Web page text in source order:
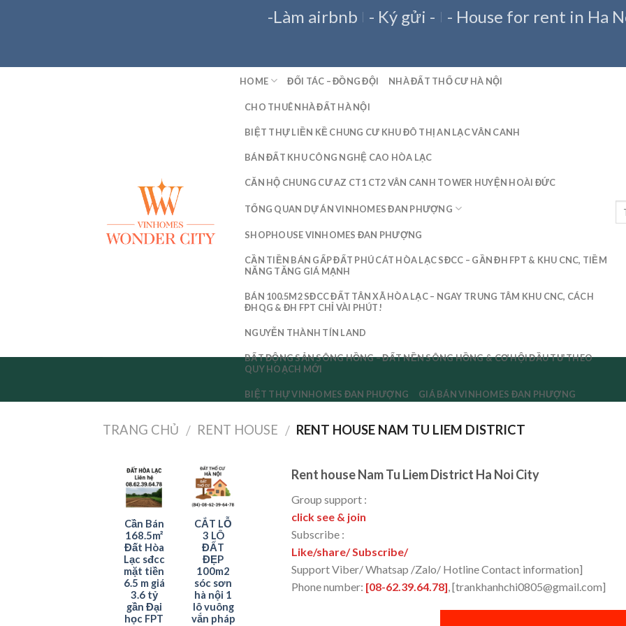
-Làm airbnb - Ký gửi - - House for rent in Ha
HOME ĐỐI TÁC – ĐỒNG ĐỘI NHÀ ĐẤT THỔ CƯ HÀ NỘI
CHO THUÊ NHÀ ĐẤT HÀ NỘI
BIỆT THỰ LIỀN KỀ CHUNG CƯ KHU ĐÔ THỊ AN LẠC VÂN CANH
BÁN ĐẤT KHU CÔNG NGHỆ CAO HÒA LẠC
CĂN HỘ CHUNG CƯ AZ CT1 CT2 VÂN CANH TOWER HUYỆN HOÀI ĐỨC
TỔNG QUAN DỰ ÁN VINHOMES ĐAN PHƯỢNG
SHOPHOUSE VINHOMES ĐAN PHƯỢNG
CẦN TIỀN BÁN GẤP ĐẤT PHÚ CÁT HÒA LẠC SĐCC – GẦN ĐH FPT & KHU CNC, TIỀM
NĂNG TĂNG GIÁ MẠNH
BÁN 100.5M2 SĐCC ĐẤT TÂN XÃ HÒA LẠC – NGAY TRUNG TÂM KHU CNC, CÁCH
ĐHQG & ĐH FPT CHỈ VÀI PHÚT!
NGUYỄN THÀNH TÍN LAND
BẤT ĐỘNG SẢN SÔNG HỒNG – ĐẤT NỀN SÔNG HỒNG & CƠ HỘI ĐẦU TƯ THEO
QUY HOẠCH MỚI
BIỆT THỰ VINHOMES ĐAN PHƯỢNG GIÁ BÁN VINHOMES ĐAN PHƯỢNG
TRANG CHỦ / RENT HOUSE / RENT HOUSE NAM TU LIEM DISTRICT
Cần Bán
168.5m²
Đất Hòa
Lạc sđcc
mặt tiền
6.5 m giá
3.6 tỷ
gần Đại
học FPT
CẮT LỖ
3 LÔ
ĐẤT
ĐẸP
100m2
sóc sơn
hà nội 1
lô vuông
vắn pháp
Rent house Nam Tu Liem District Ha Noi City
Group support :
click see & join
Subscribe :
Like/share/ Subscribe/
Support Viber/ Whatsap /Zalo/ Hotline Contact information]
Phone number: [08-62.39.64.78], [trankhanhchi0805@gmail.com]